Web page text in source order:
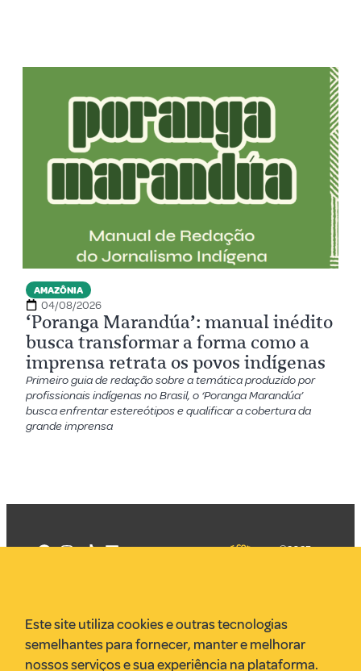
AMAZÔNIA
04/08/2026
‘Poranga Marandúa’: manual inédito
busca transformar a forma como a
imprensa retrata os povos indígenas
Primeiro guia de redação sobre a temática produzido por
profissionais indígenas no Brasil, o ‘Poranga Marandúa’
busca enfrentar estereótipos e qualificar a cobertura da
grande imprensa
VR Assessoria
Parcerias
©2025
Este site utiliza cookies e outras tecnologias
semelhantes para fornecer, manter e melhorar
nossos serviços e sua experiência na plataforma.